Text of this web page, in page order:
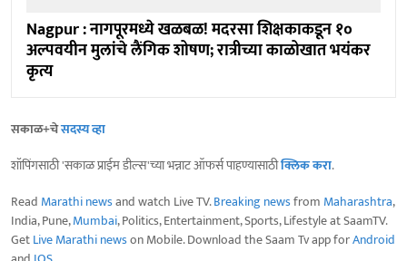
Nagpur : नागपूरमध्ये खळबळ! मदरसा शिक्षकाकडून १०
अल्पवयीन मुलांचे लैंगिक शोषण; रात्रीच्या काळोखात भयंकर
कृत्य
सकाळ+चेसदस्य व्हा
शॉपिंगसाठी 'सकाळ प्राईम डील्स'च्या भन्नाट ऑफर्स पाहण्यासाठीक्लिक करा.
Read Marathi newsand watch Live TV.Breaking newsfrom Maharashtra,
India, Pune,Mumbai, Politics, Entertainment, Sports, Lifestyle at SaamTV.
GetLive Marathi newson Mobile. Download the Saam Tv app forAndroid